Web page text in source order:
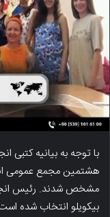
با توجه به بیانیه کتبی
هشتمین مجمع عمومی
مشخص شدند. رئیس
بیکویلو انتخاب شده